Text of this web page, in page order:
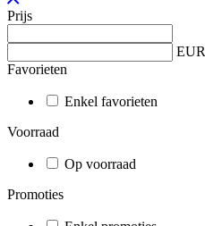
Prijs
EUR
Favorieten
Enkel favorieten
Voorraad
Op voorraad
Promoties